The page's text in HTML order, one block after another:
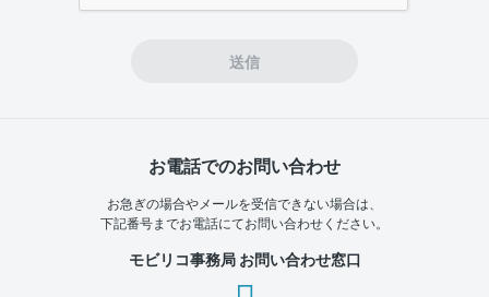
送信
お電話でのお問い合わせ
お急ぎの場合やメールを受信できない場合は、
下記番号までお電話にてお問い合わせください。
モビリコ事務局 お問い合わせ窓口